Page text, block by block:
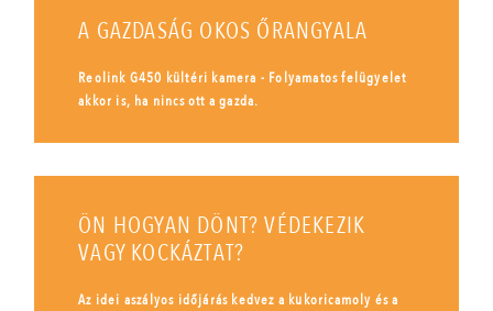
A GAZDASÁG OKOS ŐRANGYALA
Reolink G450 kültéri kamera - Folyamatos felügyelet
akkor is, ha nincs ott a gazda.
ÖN HOGYAN DÖNT? VÉDEKEZIK
VAGY KOCKÁZTAT?
Az idei aszályos időjárás kedvez a kukoricamoly és a